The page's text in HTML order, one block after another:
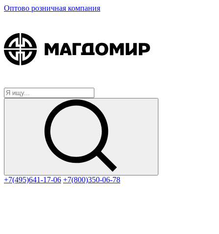
Оптово розничная компания
+7(495)641-17-06 +7(800)350-06-78